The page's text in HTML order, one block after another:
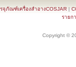
จุภัณฑ์เครื่องสำอางCOSJAR |
รายก
Copyright ©